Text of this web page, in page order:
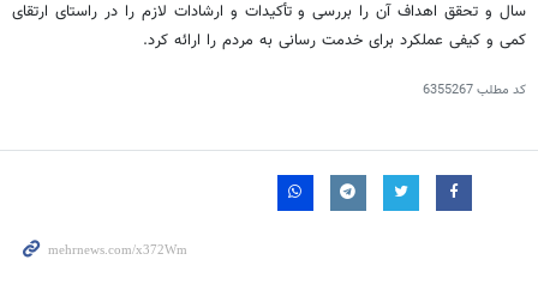
سال و تحقق اهداف آن را بررسی و تأکیدات و ارشادات لازم را در راستای ارتقای
کمی و کیفی عملکرد برای خدمت رسانی به مردم را ارائه کرد.
کد مطلب6355267